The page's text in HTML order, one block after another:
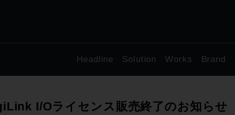
Headline Solution Works Brand
I/Oライセンス販売終了のお知らせ